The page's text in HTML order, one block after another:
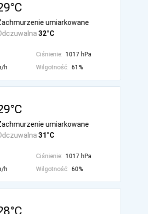
32°C
umiarkowane
Ciśnienie: 1017 hPa
h Wilgotność: 61%
31°C
umiarkowane
Ciśnienie: 1017 hPa
h Wilgotność: 60%